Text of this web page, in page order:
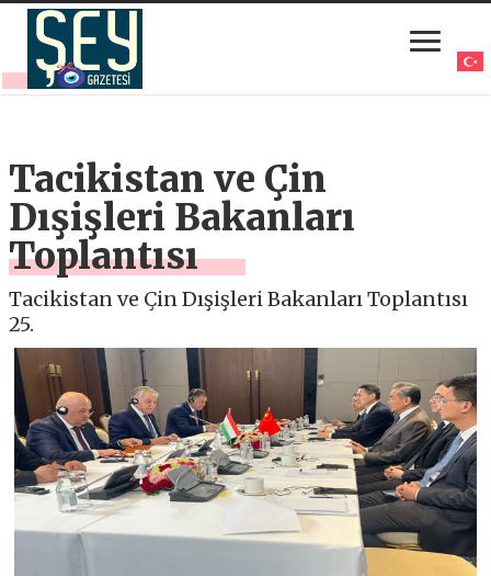
Tacikistan ve Çin
Dışişleri Bakanları
Toplantısı
Tacikistan ve Çin Dışişleri Bakanları Toplantısı
25.